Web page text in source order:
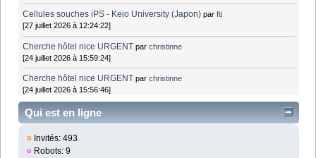
Cellules souches iPS - Keio University (Japon) parfti
[27 juillet 2026 à 12:24:22]
Cherche hôtel nice URGENT parchristinne
[24 juillet 2026 à 15:59:24]
Cherche hôtel nice URGENT parchristinne
[24 juillet 2026 à 15:56:46]
Qui est en ligne
Invités: 493
Robots: 9